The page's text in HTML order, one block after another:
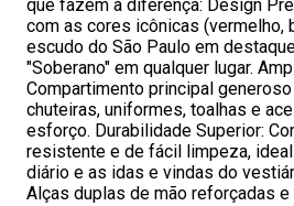
que fazem a diferença: Design
com as cores icônicas (vermelho,
escudo do São Paulo em
"Soberano" em qualquer lugar.
Compartimento principal
chuteiras, uniformes, toalhas e
esforço. Durabilidade Superior:
resistente e de fácil limpeza,
diário e as idas e vindas do
Alças duplas de mão reforçadas